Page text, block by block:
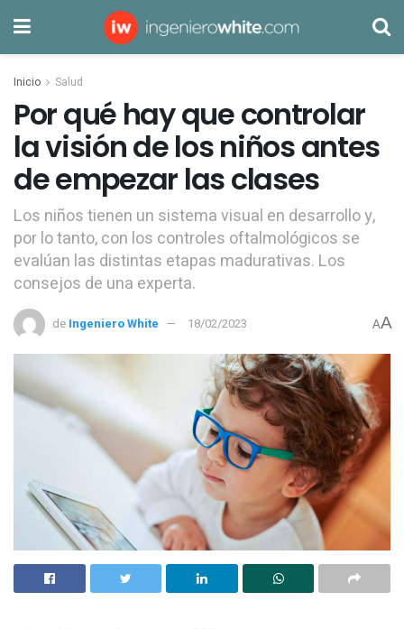
Inicio Salud
Por qué hay que controlar
la visión de los niños antes
de empezar las clases
Los niños tienen un sistema visual en desarrollo y,
por lo tanto, con los controles oftalmológicos se
evalúan las distintas etapas madurativas. Los
consejos de una experta.
de Ingeniero White 18/02/2023 AA